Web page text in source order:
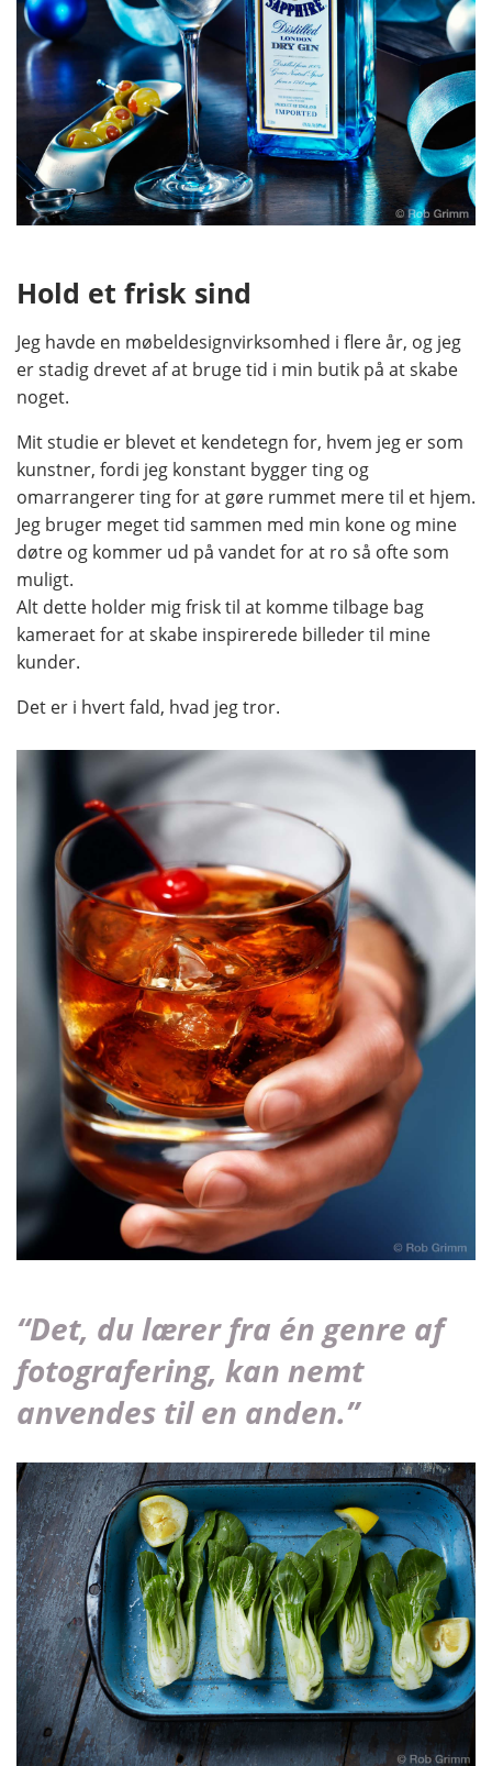
Hold et frisk sind
Jeg havde en møbeldesignvirksomhed i flere år, og jeg
er stadig drevet af at bruge tid i min butik på at skabe
noget.
Mit studie er blevet et kendetegn for, hvem jeg er som
kunstner, fordi jeg konstant bygger ting og
omarrangerer ting for at gøre rummet mere til et hjem.
Jeg bruger meget tid sammen med min kone og mine
døtre og kommer ud på vandet for at ro så ofte som
muligt.
Alt dette holder mig frisk til at komme tilbage bag
kameraet for at skabe inspirerede billeder til mine
kunder.
Det er i hvert fald, hvad jeg tror.
“Det, du lærer fra én genre af
fotografering, kan nemt
anvendes til en anden.”